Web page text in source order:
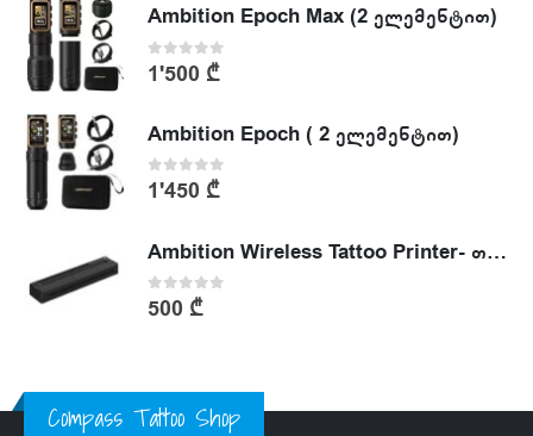
Ambition Epoch Max (2 ელემენტით)
0out of 5
1'500 ₾
Ambition Epoch ( 2 ელემენტით)
0out of 5
1'450 ₾
Ambition Wireless Tattoo Printer- თერმული პრინტერი
0out of 5
500 ₾
Compass Tattoo Shop